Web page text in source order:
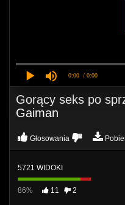
0:00 / 0:00
Gorący seks po
Gaiman
Głosowania
5721 WIDOKI
86% 11 2